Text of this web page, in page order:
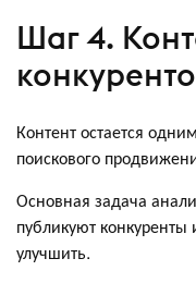
Шаг 4.
Контент остается
поискового
Основная задача
публикуют
улучшить.